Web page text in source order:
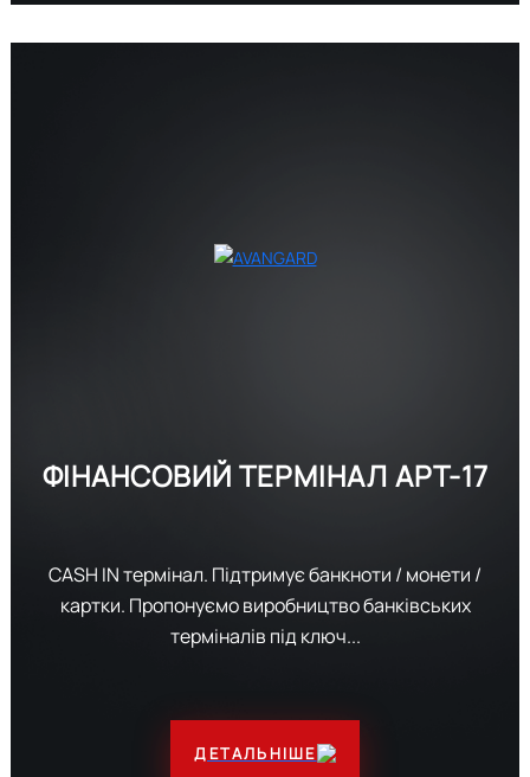
ФІНАНСОВИЙ ТЕРМІНАЛ APT-17
CASH IN термінал. Підтримує банкноти / монети /
картки. Пропонуємо виробництво банківських
терміналів під ключ...
ДЕТАЛЬНІШЕ